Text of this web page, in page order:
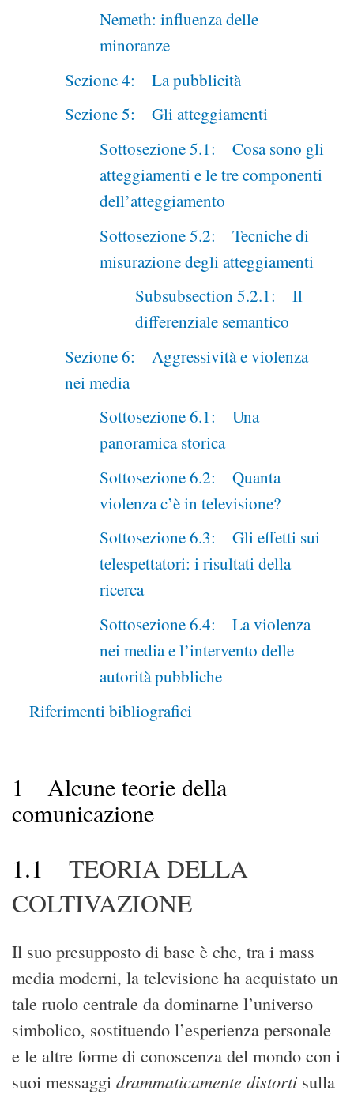
Nemeth: influenza delle
minoranze
Sezione 4: La pubblicità
Sezione 5: Gli atteggiamenti
Sottosezione 5.1: Cosa sono gli
atteggiamenti e le tre componenti
dell’atteggiamento
Sottosezione 5.2: Tecniche di
misurazione degli atteggiamenti
Subsubsection 5.2.1: Il
differenziale semantico
Sezione 6: Aggressività e violenza
nei media
Sottosezione 6.1: Una
panoramica storica
Sottosezione 6.2: Quanta
violenza c’è in televisione?
Sottosezione 6.3: Gli effetti sui
telespettatori: i risultati della
ricerca
Sottosezione 6.4: La violenza
nei media e l’intervento delle
autorità pubbliche
Riferimenti bibliografici
1
Alcune teorie della
comunicazione
1.1 TEORIA DELLA
COLTIVAZIONE
Il suo presupposto di base è che, tra i mass
media moderni, la televisione ha acquistato un
tale ruolo centrale da dominarne l’universo
simbolico, sostituendo l’esperienza personale
e le altre forme di conoscenza del mondo con i
suoi messaggi drammaticamente distorti sulla